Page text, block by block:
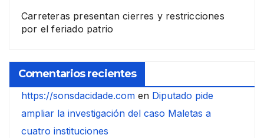
Carreteras presentan cierres y restricciones
por el feriado patrio
Comentarios recientes
https://sonsdacidade.com en Diputado pide
ampliar la investigación del caso Maletas a
cuatro instituciones